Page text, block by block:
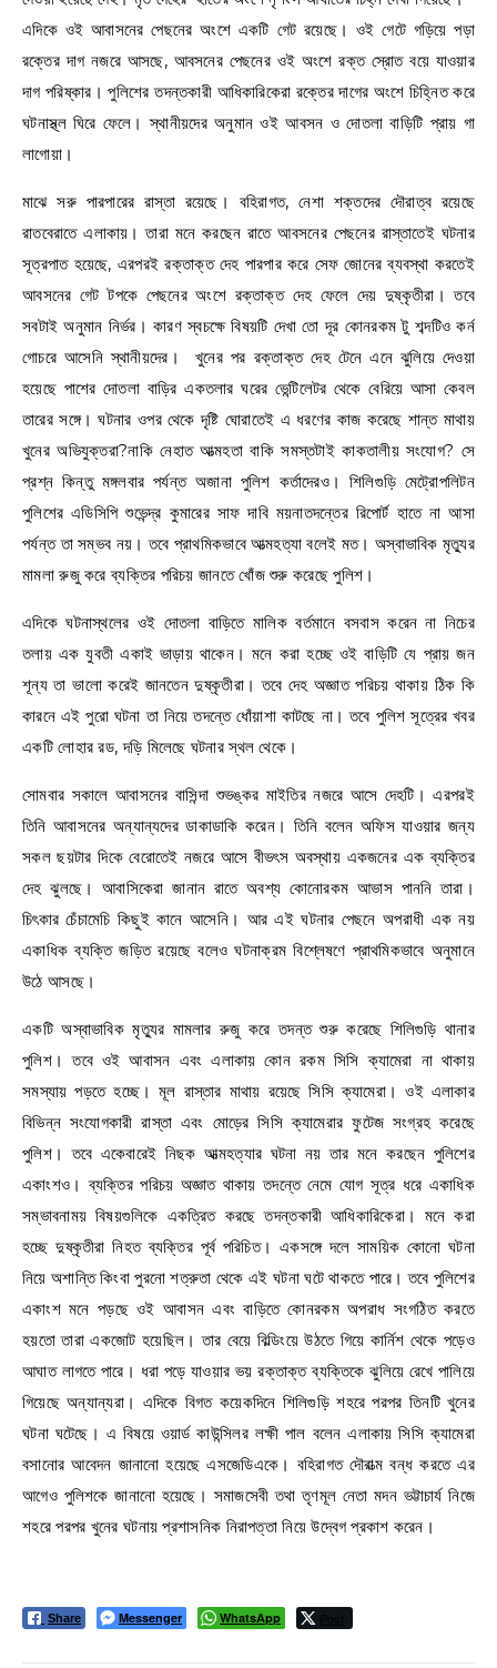
এদিকে ওই আবাসনের পেছনের অংশে একটি গেট রয়েছে। ওই গেটে গড়িয়ে পড়া
রক্তের দাগ নজরে আসছে, আবসনের পেছনের ওই অংশে রক্ত স্রোত বয়ে যাওয়ার
দাগ পরিষ্কার। পুলিশের তদন্তকারী আধিকারিকেরা রক্তের দাগের অংশে চিহ্নিত করে
ঘটনাস্থ্ল ঘিরে ফেলে। স্থানীয়দের অনুমান ওই আবসন ও দোতলা বাড়িটি প্রায় গা
লাগোয়া।
মাঝে সরু পারপারের রাস্তা রয়েছে। বহিরাগত, নেশা শক্তদের দৌরাত্ব রয়েছে
রাতবেরাতে এলাকায়। তারা মনে করছেন রাতে আবসনের পেছনের রাস্তাতেই ঘটনার
সূত্রপাত হয়েছে, এরপরই রক্তাক্ত দেহ পারপার করে সেফ জোনের ব্যবস্থা করতেই
আবসনের গেট টপকে পেছনের অংশে রক্তাক্ত দেহ ফেলে দেয় দুষ্কৃতীরা। তবে
সবটাই অনুমান নির্ভর। কারণ স্বচক্ষে বিষয়টি দেখা তো দূর কোনরকম টু শব্দটিও কর্ন
গোচরে আসেনি স্থানীয়দের। খুনের পর রক্তাক্ত দেহ টেনে এনে ঝুলিয়ে দেওয়া
হয়েছে পাশের দোতলা বাড়ির একতলার ঘরের ভেন্টিলেটর থেকে বেরিয়ে আসা কেবল
তারের সঙ্গে। ঘটনার ওপর থেকে দৃষ্টি ঘোরাতেই এ ধরণের কাজ করেছে শান্ত মাথায়
খুনের অভিযুক্তরা?নাকি নেহাত আত্মহতা বাকি সমস্তটাই কাকতালীয় সংযোগ? সে
প্রশ্ন কিন্তু মঙ্গলবার পর্যন্ত অজানা পুলিশ কর্তাদেরও। শিলিগুড়ি মেট্রোপলিটন
পুলিশের এডিসিপি শুভেন্দ্র কুমারের সাফ দাবি ময়নাতদন্তের রিপোর্ট হাতে না আসা
পর্যন্ত তা সম্ভব নয়। তবে প্রাথমিকভাবে আত্মহত্যা বলেই মত। অস্বাভাবিক মৃত্যুর
মামলা রুজু করে ব্যক্তির পরিচয় জানতে খোঁজ শুরু করেছে পুলিশ।
এদিকে ঘটনাস্থলের ওই দোতলা বাড়িতে মালিক বর্তমানে বসবাস করেন না নিচের
তলায় এক যুবতী একাই ভাড়ায় থাকেন। মনে করা হচ্ছে ওই বাড়িটি যে প্রায় জন
শূন্য তা ভালো করেই জানতেন দুষ্কৃতীরা। তবে দেহ অজ্ঞাত পরিচয় থাকায় ঠিক কি
কারনে এই পুরো ঘটনা তা নিয়ে তদন্তে ধোঁয়াশা কাটছে না। তবে পুলিশ সূত্রের খবর
একটি লোহার রড, দড়ি মিলেছে ঘটনার স্থল থেকে।
সোমবার সকালে আবাসনের বাসিন্দা শুভঙ্কর মাইতির নজরে আসে দেহটি। এরপরই
তিনি আবাসনের অন্যান্যদের ডাকাডাকি করেন। তিনি বলেন অফিস যাওয়ার জন্য
সকল ছয়টার দিকে বেরোতেই নজরে আসে বীভৎস অবস্থায় একজনের এক ব্যক্তির
দেহ ঝুলছে। আবাসিকেরা জানান রাতে অবশ্য কোনোরকম আভাস পাননি তারা।
চিৎকার চেঁচামেচি কিছুই কানে আসেনি। আর এই ঘটনার পেছনে অপরাধী এক নয়
একাধিক ব্যক্তি জড়িত রয়েছে বলেও ঘটনাক্রম বিশ্লেষণে প্রাথমিকভাবে অনুমানে
উঠে আসছে।
একটি অস্বাভাবিক মৃত্যুর মামলার রুজু করে তদন্ত শুরু করেছে শিলিগুড়ি থানার
পুলিশ। তবে ওই আবাসন এবং এলাকায় কোন রকম সিসি ক্যামেরা না থাকায়
সমস্যায় পড়তে হচ্ছে। মূল রাস্তার মাথায় রয়েছে সিসি ক্যামেরা। ওই এলাকার
বিভিন্ন সংযোগকারী রাস্তা এবং মোড়ের সিসি ক্যামেরার ফুটেজ সংগ্রহ করেছে
পুলিশ। তবে একেবারেই নিছক আত্মহত্যার ঘটনা নয় তার মনে করছেন পুলিশের
একাংশও। ব্যক্তির পরিচয় অজ্ঞাত থাকায় তদন্তে নেমে যোগ সূত্র ধরে একাধিক
সম্ভাবনাময় বিষয়গুলিকে একত্রিত করছে তদন্তকারী আধিকারিকেরা। মনে করা
হচ্ছে দুষ্কৃতীরা নিহত ব্যক্তির পূর্ব পরিচিত। একসঙ্গে দলে সাময়িক কোনো ঘটনা
নিয়ে অশান্তি কিংবা পুরনো শত্রুতা থেকে এই ঘটনা ঘটে থাকতে পারে। তবে পুলিশের
একাংশ মনে পড়ছে ওই আবাসন এবং বাড়িতে কোনরকম অপরাধ সংগঠিত করতে
হয়তো তারা একজোট হয়েছিল। তার বেয়ে বিল্ডিংয়ে উঠতে গিয়ে কার্নিশ থেকে পড়েও
আঘাত লাগতে পারে। ধরা পড়ে যাওয়ার ভয় রক্তাক্ত ব্যক্তিকে ঝুলিয়ে রেখে পালিয়ে
গিয়েছে অন্যান্যরা। এদিকে বিগত কয়েকদিনে শিলিগুড়ি শহরে পরপর তিনটি খুনের
ঘটনা ঘটেছে। এ বিষয়ে ওয়ার্ড কাউন্সিলর লক্ষী পাল বলেন এলাকায় সিসি ক্যামেরা
বসানোর আবেদন জানানো হয়েছে এসজেডিএকে। বহিরাগত দৌরাত্ম বন্ধ করতে এর
আগেও পুলিশকে জানানো হয়েছে। সমাজসেবী তথা তৃণমূল নেতা মদন ভট্টাচার্য নিজে
শহরে পরপর খুনের ঘটনায় প্রশাসনিক নিরাপত্তা নিয়ে উদ্বেগ প্রকাশ করেন।
Share Messenger WhatsApp Post